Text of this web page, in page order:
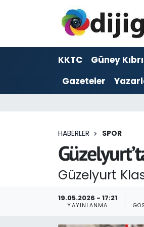
KKTC Güney
Gazeteler
HABERLER SPOR
Güzelyurt
19.05.2026 - 17:21
YAYINLANMA
ADVERTORIAL
Dijigazete
Foto Galeri
Hava Durumu
Trafik Durumu
Haber Arşivi